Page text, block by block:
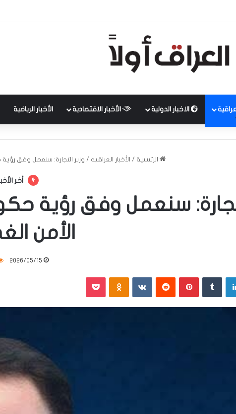
الاخبار الدولية الأخبار الاقتصادية الأخبار الرياضية
الرئيسية / الأخبار العراقية / وزير التجارة: سنعمل وفق
أخر
سنعمل وفق رؤية
الأمن
2026/05/15
لينكدإن بينتيريست Odnoklassniki
‫Pocket